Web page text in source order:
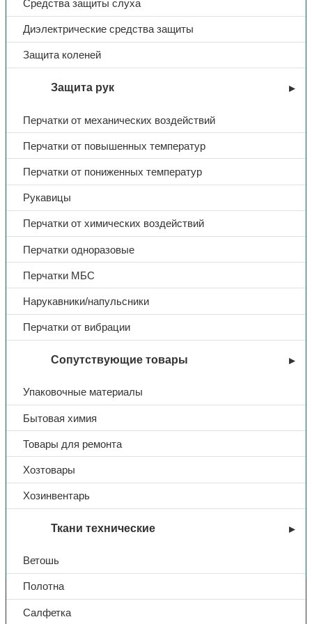
Средства защиты слуха
Диэлектрические средства защиты
Защита коленей
Защита рук
Перчатки от механических воздействий
Перчатки от повышенных температур
Перчатки от пониженных температур
Рукавицы
Перчатки от химических воздействий
Перчатки одноразовые
Перчатки МБС
Нарукавники/напульсники
Перчатки от вибрации
Сопутствующие товары
Упаковочные материалы
Бытовая химия
Товары для ремонта
Хозтовары
Хозинвентарь
Ткани технические
Ветошь
Полотна
Салфетка
Вы недавно смотрели
Контакты